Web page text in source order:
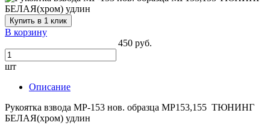
Купить в 1 клик
В корзину
450 руб.
шт
Описание
Рукоятка взвода МР-153 нов. образца МР153,155 ТЮНИНГ
БЕЛАЯ(хром) удлин